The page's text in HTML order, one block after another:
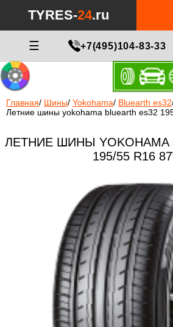
TYRES-24.ru
☰ +7(495)104-83-33
Главная/ Шины/ Yokohama/ Bluearth es32
Летние шины yokohama bluearth es32
ЛЕТНИЕ ШИНЫ YOKOHAMA
195/55 R16